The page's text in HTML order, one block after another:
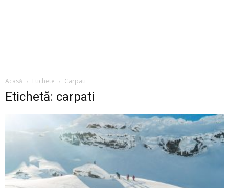
Acasă Etichete Carpati
Etichetă: carpati